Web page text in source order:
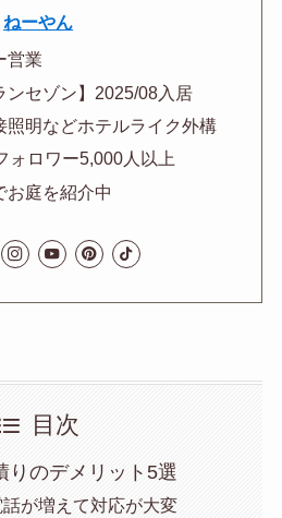
ねーやん
営業
ンセゾン】2025/08入居
照明などホテルライク外構
ォロワー5,000人以上
お庭を紹介中
目次
りのデメリット5選
話が増えて対応が大変